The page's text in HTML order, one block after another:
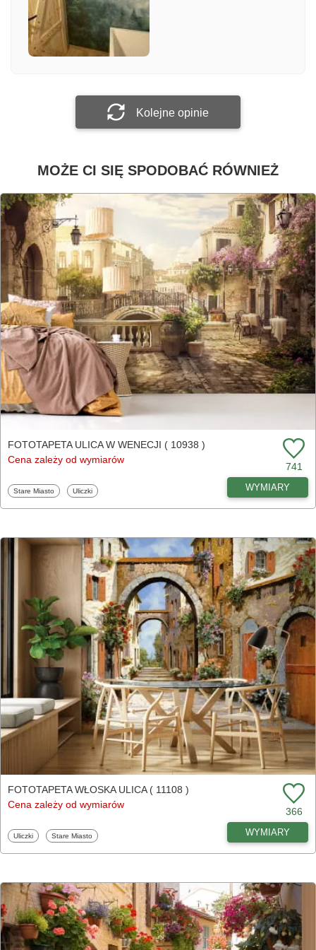
Załącz zdjęcie
Kolejne opinie
MOŻE CI SIĘ SPODOBAĆ RÓWNIEŻ
FOTOTAPETA ULICA W WENECJI ( 10938 )
Cena zależy od wymiarów
741
Fototapety
Stare Miasto Fototapety
Uliczki WYMIARY
FOTOTAPETA WŁOSKA ULICA ( 11108 )
Cena zależy od wymiarów
366
Fototapety
Uliczki Fototapety
Stare Miasto WYMIARY